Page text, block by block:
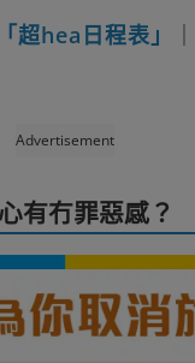
超hea日程表」
Advertisement
有冇罪惡感？